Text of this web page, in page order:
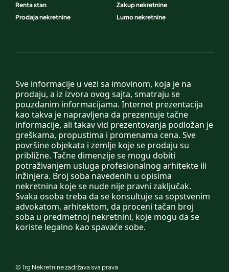
Sve informacije u vezi sa imovinom, koja je na
prodaju, a iz izvora ovog sajta, smatraju se
pouzdanim informacijama. Internet prezentacija
kao takva je napravljena da prezentuje tačne
informacije, ali takav vid prezentovanja podložan je
greškama, propustima i promenama cena. Sve
površine objekata i zemlje koje se prodaju su
približne. Tačne dimenzije se mogu dobiti
potraživanjem usluga profesionalnog arhitekte ili
inžinjera. Broj soba navedenih u opisima
nekretnina koje se nude nije pravni zaključak.
Svaka osoba treba da se konsultuje sa sopstvenim
advokatom, arhitektom, da proceni tačan broj
soba u predmetnoj nekretnini, koje mogu da se
koriste legalno kao spavaće sobe.
Renta stan
Zakup nekretnine
Prodaja nekretnine
Lumo nekretnine
© Trg Nekretninezadržava sva prava